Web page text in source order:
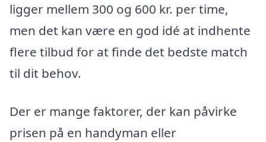
ligger mellem 300 og 600 kr. per time,
men det kan være en god idé at indhente
flere tilbud for at finde det bedste match
til dit behov.
Der er mange faktorer, der kan påvirke
prisen på en handyman eller